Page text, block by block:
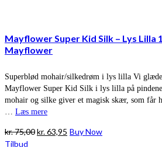
Mayflower Super Kid Silk – Lys Lilla
Mayflower
Superblød mohair/silkedrøm i lys lilla Vi
Mayflower Super Kid Silk i lys lilla på
mohair og silke giver et magisk skær, som får
… Læs mere
kr.75,00Den
kr.63,95 Den
Buy Now
Tilbud